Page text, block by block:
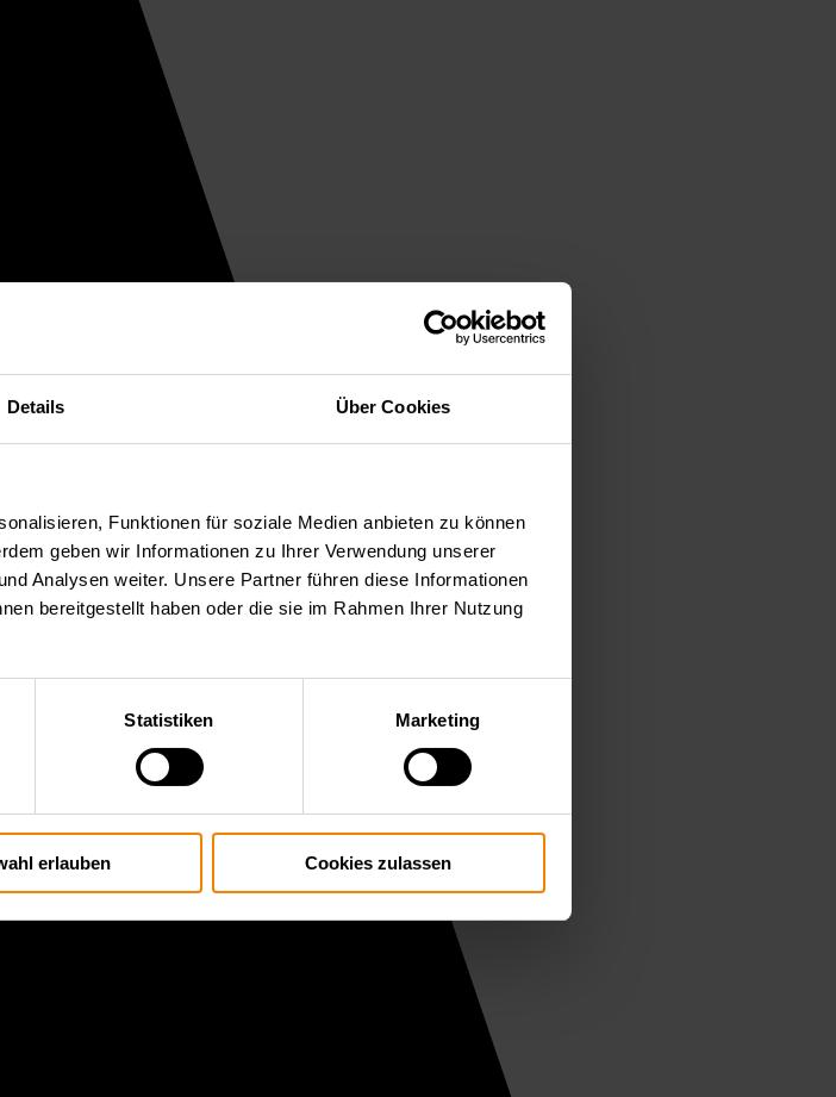
Details Über Cookies
Funktionen für soziale Medien anbieten zu können
geben wir Informationen zu Ihrer Verwendung unserer
Analysen weiter. Unsere Partner führen diese Informationen
bereitgestellt haben oder die sie im Rahmen Ihrer Nutzung
Statistiken Marketing
erlauben Cookies zulassen